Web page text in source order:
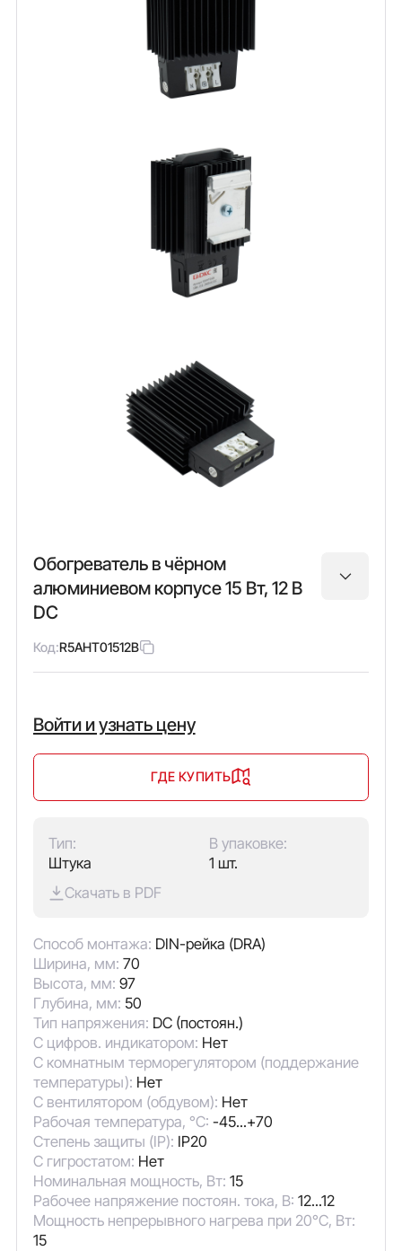
Обогреватель в чёрном
алюминиевом корпусе 15 Вт, 12 В
DC
Код:R5AHT01512B
Войти и узнать цену
ГДЕ КУПИТЬ
Тип:
Штука
В упаковке:
1 шт.
Скачать в PDF
Способ монтажа: DIN-рейка (DRA)
Ширина, мм: 70
Высота, мм: 97
Глубина, мм: 50
Тип напряжения: DC (постоян.)
С цифров. индикатором: Нет
С комнатным терморегулятором (поддержание
температуры): Нет
С вентилятором (обдувом): Нет
Рабочая температура, °C: -45...+70
Степень защиты (IP): IP20
С гигростатом: Нет
Номинальная мощность, Вт: 15
Рабочее напряжение постоян. тока, В: 12...12
Мощность непрерывного нагрева при 20°C, Вт:
15